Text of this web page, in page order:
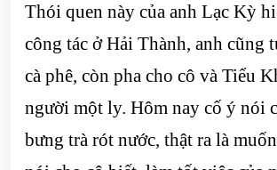
Thói quen này của anh Lạc Kỳ
công tác ở Hải Thành, anh cũng
cà phê, còn pha cho cô và Tiểu
người một ly. Hôm nay cố ý nói
bưng trà rót nước, thật ra là